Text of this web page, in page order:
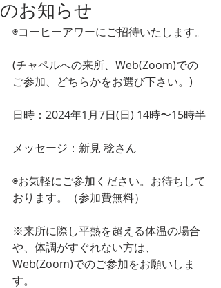
のお知らせ
◉コーヒーアワーにご招待いたします。
(チャペルへの来所、Web(Zoom)での
ご参加、どちらかをお選び下さい。)
日時：2024年1月7日(日) 14時〜15時半
メッセージ：新見 稔さん
◉お気軽にご参加ください。お待ちして
おります。（参加費無料）
※来所に際し平熱を超える体温の場合
や、体調がすぐれない方は、
Web(Zoom)でのご参加をお願いしま
す。